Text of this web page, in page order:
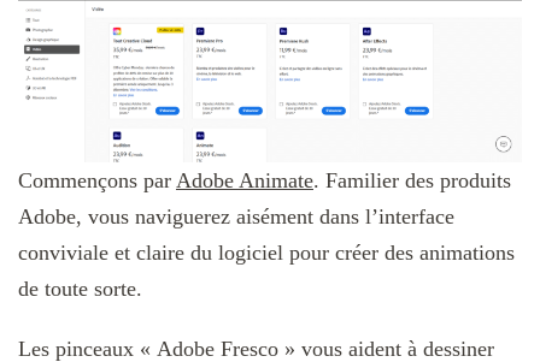
Commençons par Adobe Animate. Familier des produits
Adobe, vous naviguerez aisément dans l’interface
conviviale et claire du logiciel pour créer des animations
de toute sorte.
Les pinceaux « Adobe Fresco » vous aident à dessiner